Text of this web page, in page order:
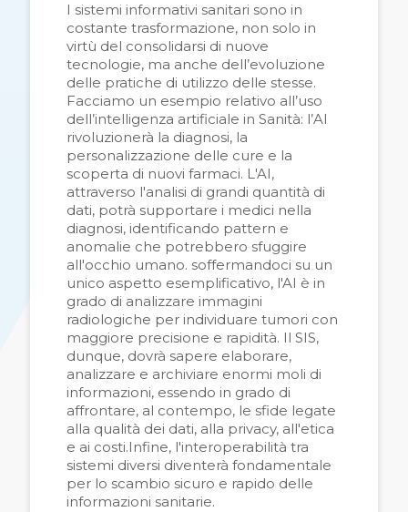
I sistemi informativi sanitari sono in
costante trasformazione, non solo in
virtù del consolidarsi di nuove
tecnologie, ma anche dell’evoluzione
delle pratiche di utilizzo delle stesse.
Facciamo un esempio relativo all’uso
dell’intelligenza artificiale in Sanità: l’AI
rivoluzionerà la diagnosi, la
personalizzazione delle cure e la
scoperta di nuovi farmaci. L'AI,
attraverso l'analisi di grandi quantità di
dati, potrà supportare i medici nella
diagnosi, identificando pattern e
anomalie che potrebbero sfuggire
all'occhio umano. soffermandoci su un
unico aspetto esemplificativo, l'AI è in
grado di analizzare immagini
radiologiche per individuare tumori con
maggiore precisione e rapidità. Il SIS,
dunque, dovrà sapere elaborare,
analizzare e archiviare enormi moli di
informazioni, essendo in grado di
affrontare, al contempo, le sfide legate
alla qualità dei dati, alla privacy, all'etica
e ai costi.Infine, l'interoperabilità tra
sistemi diversi diventerà fondamentale
per lo scambio sicuro e rapido delle
informazioni sanitarie.